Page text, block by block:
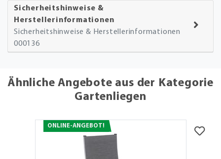
Sicherheitshinweise &
Herstellerinformationen
Sicherheitshinweise & Herstellerinformationen
000136
Ähnliche Angebote aus der Kategorie
Gartenliegen
ONLINE-ANGEBOT!